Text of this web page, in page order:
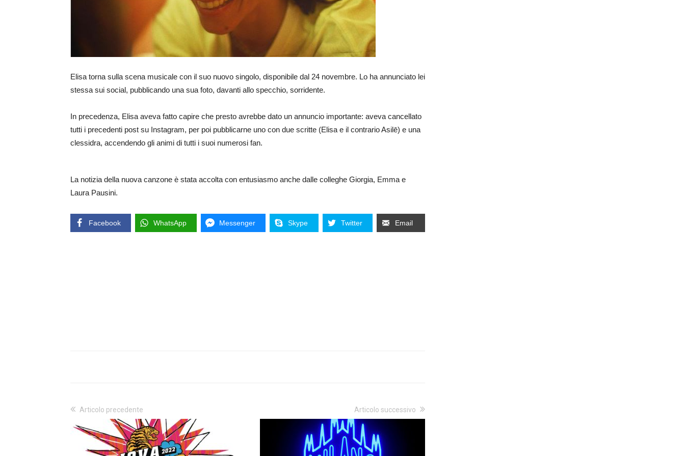
Elisa torna sulla scena musicale con il suo nuovo singolo, disponibile dal 24 novembre. Lo ha annunciato lei
stessa sui social, pubblicando una sua foto, davanti allo specchio, sorridente.
In precedenza, Elisa aveva fatto capire che presto avrebbe dato un annuncio importante: aveva cancellato
tutti i precedenti post su Instagram, per poi pubblicarne uno con due scritte (Elisa e il contrario Asilē) e una
clessidra, accendendo gli animi di tutti i suoi numerosi fan.
La notizia della nuova canzone è stata accolta con entusiasmo anche dalle colleghe Giorgia, Emma e
Laura Pausini.
Facebook WhatsApp Messenger Skype Twitter Email
Articolo precedente Articolo successivo